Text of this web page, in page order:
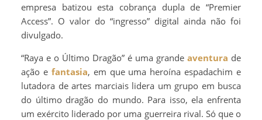
empresa batizou esta cobrança dupla de “Premier
Access”. O valor do “ingresso” digital ainda não foi
divulgado.
“Raya e o Último Dragão” é uma grande aventura de
ação e fantasia, em que uma heroína espadachim e
lutadora de artes marciais lidera um grupo em busca
do último dragão do mundo. Para isso, ela enfrenta
um exército liderado por uma guerreira rival. Só que o